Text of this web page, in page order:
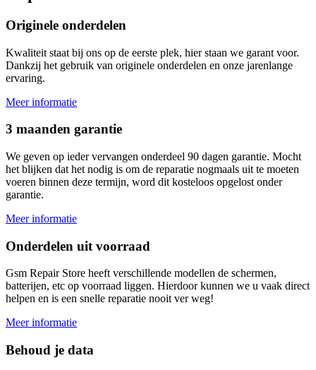
Originele onderdelen
Kwaliteit staat bij ons op de eerste plek, hier staan we garant voor.
Dankzij het gebruik van originele onderdelen en onze jarenlange
ervaring.
Meer informatie
3 maanden garantie
We geven op ieder vervangen onderdeel 90 dagen garantie. Mocht
het blijken dat het nodig is om de reparatie nogmaals uit te moeten
voeren binnen deze termijn, word dit kosteloos opgelost onder
garantie.
Meer informatie
Onderdelen uit voorraad
Gsm Repair Store heeft verschillende modellen de schermen,
batterijen, etc op voorraad liggen. Hierdoor kunnen we u vaak direct
helpen en is een snelle reparatie nooit ver weg!
Meer informatie
Behoud je data